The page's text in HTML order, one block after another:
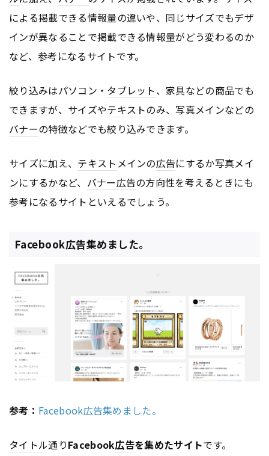
による掲載できる情報量の違いや、同じサイズでもデザ
インが異なることで掲載できる情報量がどう変わるのか
など、参考になるサイトです。
絞り込みはパソコン・ タブレット、家具などの商品でも
できますが、サイズやテキストのみ、写真メインなどの
バナーの特徴などでも絞り込みできます。
サイズに加え、 テキスト メインの広告にするか写真メイ
ンにするかなど、 バナー広告の方向性を考えるときにも
参考になるサイトといえるでしょう。
Facebook広告集めました。
参考： Facebook広告集めました。
タイトル通りFacebook広告を集めたサイトです。